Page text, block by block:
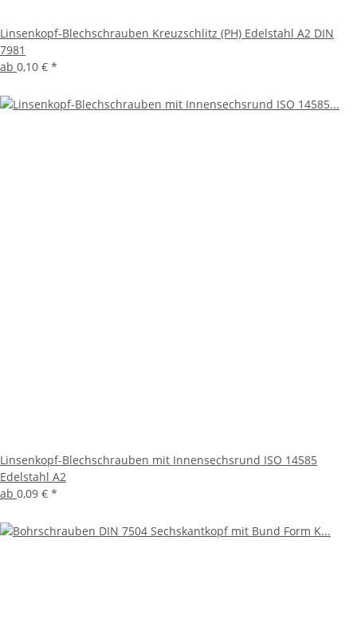
Linsenkopf-Blechschrauben Kreuzschlitz (PH) Edelstahl A2 DIN
7981
ab 0,10 € *
Linsenkopf-Blechschrauben mit Innensechsrund ISO 14585
Edelstahl A2
ab 0,09 € *